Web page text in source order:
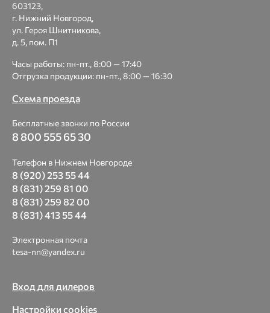
603123,
г. Нижний Новгород,
ул. Героя Шнитникова,
д. 5, пом. П1
Часы работы: пн-пт., 8:00 — 17:40
Отгрузка продукции: пн-пт., 8:00 — 16:30
Схема проезда
Бесплатные звонки по России
8 800 555 65 30
Телефон в Нижнем Новгороде
8 (920) 253 55 44
8 (831) 259 81 00
8 (831) 259 82 00
8 (831) 413 55 44
Электронная почта
tesa-nn@yandex.ru
Вход для дилеров
Настройки cookies